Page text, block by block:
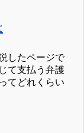
したページで
て支払う弁護
てどれくらい